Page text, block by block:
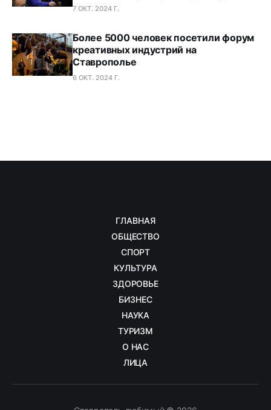
7 ОКТ. 2024 Г.
Более 5000 человек посетили форум
креативных индустрий на
Ставрополье
6 ОКТ. 2024 Г.
ГЛАВНАЯ
ОБЩЕСТВО
СПОРТ
КУЛЬТУРА
ЗДОРОВЬЕ
БИЗНЕС
НАУКА
ТУРИЗМ
О НАС
ЛИЦА